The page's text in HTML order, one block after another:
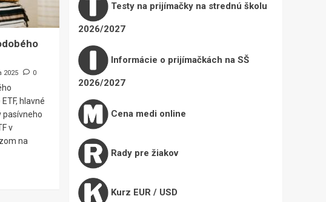
2025 0
hlavné
pasívneho
v
na
Testy na prijímačky na strednú školu
2026/2027
Informácie o prijímačkách na SŠ
2026/2027
Cena medi online
Rady pre žiakov
Kurz EUR / USD